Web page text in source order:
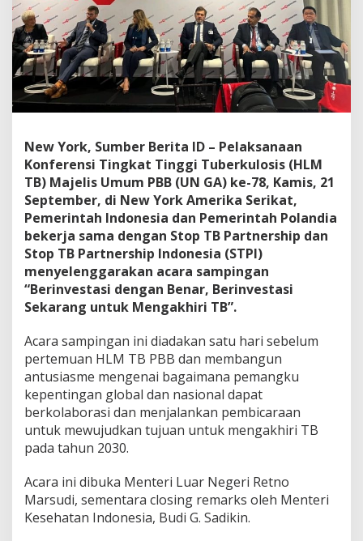
g
g
i
T
u
r
u
l
o
s
i
s
d
r
M
a
x
i
o
n
d
o
n
u
w
a
p
a
r
New York, Sumber Berita ID – Pelaksanaan
Konferensi Tingkat Tinggi Tuberkulosis (HLM
TB) Majelis Umum PBB (UN GA) ke-78, Kamis, 21
September, di New York Amerika Serikat,
Pemerintah Indonesia dan Pemerintah Polandia
bekerja sama dengan Stop TB Partnership dan
Stop TB Partnership Indonesia (STPI)
menyelenggarakan acara sampingan
“Berinvestasi dengan Benar, Berinvestasi
Sekarang untuk Mengakhiri TB”.
Acara sampingan ini diadakan satu hari sebelum
pertemuan HLM TB PBB dan membangun
antusiasme mengenai bagaimana pemangku
kepentingan global dan nasional dapat
berkolaborasi dan menjalankan pembicaraan
untuk mewujudkan tujuan untuk mengakhiri TB
pada tahun 2030.
Acara ini dibuka Menteri Luar Negeri Retno
Marsudi, sementara closing remarks oleh Menteri
Kesehatan Indonesia, Budi G. Sadikin.